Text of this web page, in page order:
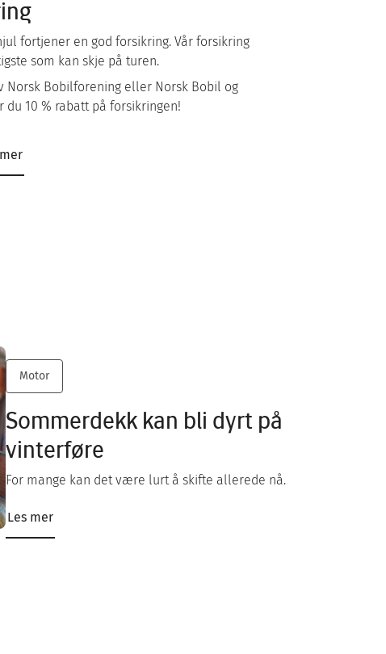
fortjener en god forsikring. Vår forsikring
som kan skje på turen.
Norsk Bobilforening eller Norsk Bobil og
du 10 % rabatt på forsikringen!
Motor
Sommerdekk kan bli dyrt på
vinterføre
For mange kan det være lurt å skifte allerede nå.
Les mer